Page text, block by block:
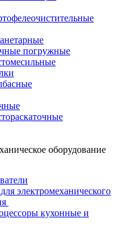
погружные
оборудование
электромеханического
кухонные и